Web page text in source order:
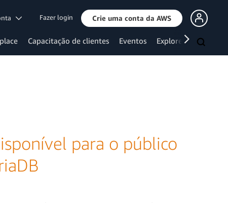
Fazer login Crie uma conta da AWS
Capacitação de clientes Eventos Explore mais
para o público